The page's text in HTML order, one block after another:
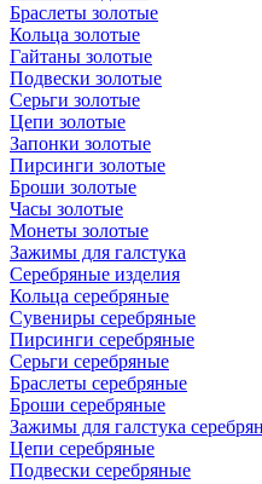
Браслеты золотые
Кольца золотые
Гайтаны золотые
Подвески золотые
Серьги золотые
Цепи золотые
Запонки золотые
Пирсинги золотые
Броши золотые
Часы золотые
Монеты золотые
Зажимы для галстука
Серебряные изделия
Кольца серебряные
Сувениры серебряные
Пирсинги серебряные
Серьги серебряные
Браслеты серебряные
Броши серебряные
Зажимы для галстука
Цепи серебряные
Подвески серебряные